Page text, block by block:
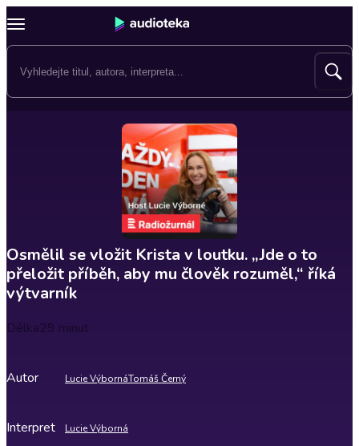
Osmělil se vložit Krista v loutku. „Jde o to
přeložit příběh, aby mu člověk rozuměl,“ říká
výtvarník
Délka29 minut
Autor Lucie VýbornáTomáš Černý
Interpret Lucie Výborná